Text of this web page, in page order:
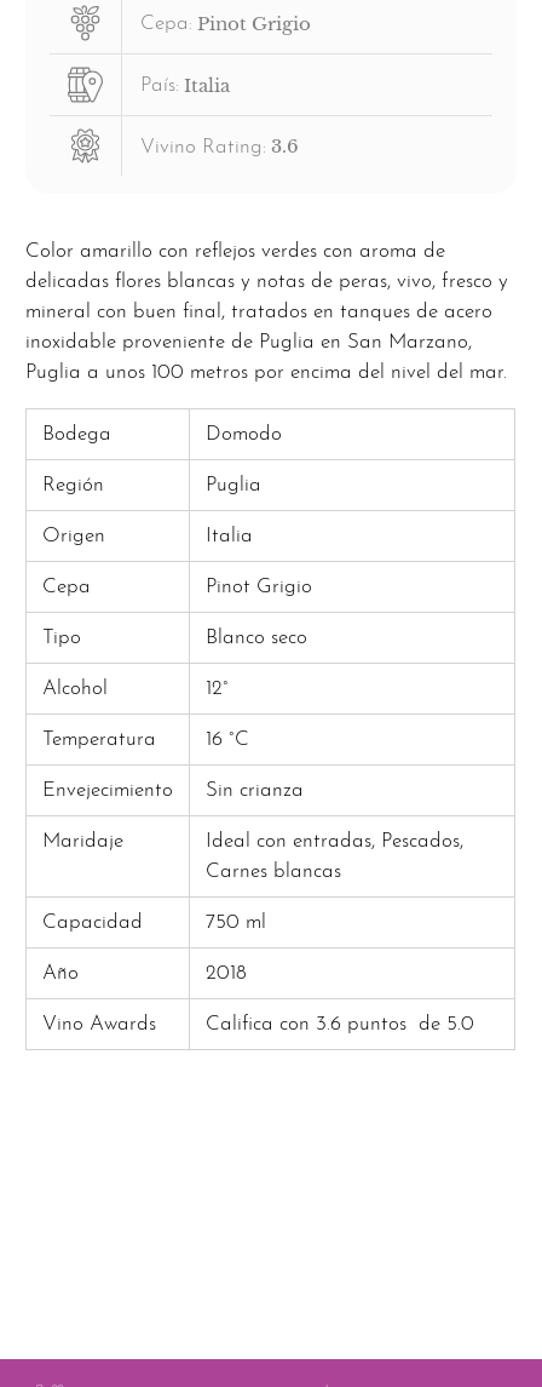
Cepa: Pinot Grigio
País: Italia
Vivino Rating: 3.6
Color amarillo con reflejos verdes con aroma de
delicadas flores blancas y notas de peras, vivo, fresco y
mineral con buen final, tratados en tanques de acero
inoxidable proveniente de Puglia en San Marzano,
Puglia a unos 100 metros por encima del nivel del mar.
Bodega Domodo
Región Puglia
Origen Italia
Cepa Pinot Grigio
Tipo Blanco seco
Alcohol 12°
Temperatura 16 °C
Envejecimiento Sin crianza
Maridaje
Ideal con entradas, Pescados,
Carnes blancas
Capacidad 750 ml
Año 2018
Vino Awards Califica con 3.6 puntos de 5.0